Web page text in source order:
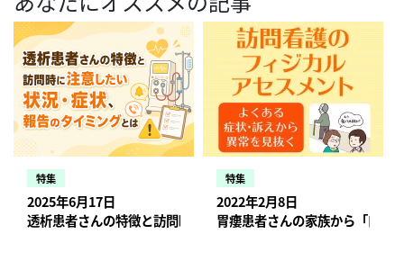
特集
2025年6月17日
透析患者さんの特徴と訪問時に注意したい状況・症状、報告のタ
特集
2022年2月8日
胃瘻患者さんの家族から「口か